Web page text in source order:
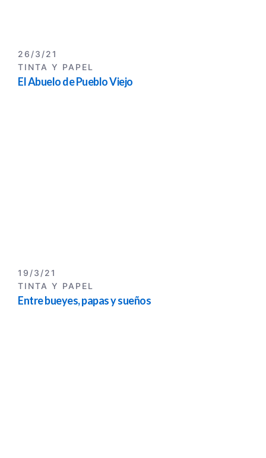
26/3/21
TINTA Y PAPEL
El Abuelo de Pueblo Viejo
19/3/21
TINTA Y PAPEL
Entre bueyes, papas y sueños